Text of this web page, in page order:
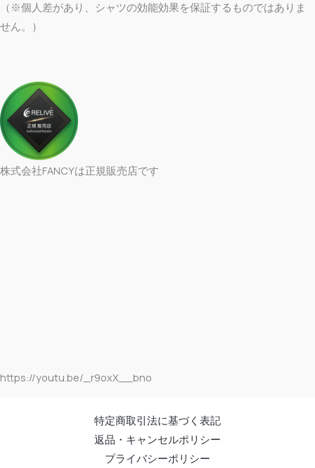
（※個人差があり、シャツの効能効果を保証するものではありま
せん。）
株式会社FANCYは正規販売店です
https://youtu.be/_r9oxX__bno
特定商取引法に基づく表記
返品・キャンセルポリシー
プライバシーポリシー